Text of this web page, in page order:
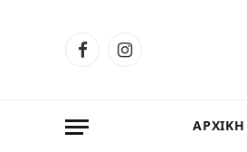
FacebookInstagram
ΑΡΧΙΚΗ